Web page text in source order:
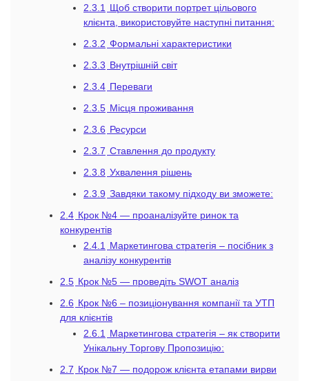
2.3.1
Щоб створити портрет цільового
клієнта, використовуйте наступні питання:
2.3.2 Формальні характеристики
2.3.3 Внутрішній світ
2.3.4 Переваги
2.3.5 Місця проживання
2.3.6 Ресурси
2.3.7 Ставлення до продукту
2.3.8 Ухвалення рішень
2.3.9 Завдяки такому підходу ви зможете:
2.4 Крок №4 — проаналізуйте ринок та
конкурентів
2.4.1
Маркетингова стратегія – посібник з
аналізу конкурентів
2.5 Крок №5 — проведіть SWOT аналіз
2.6 Крок №6 – позиціонування компанії та УТП
для клієнтів
2.6.1
Маркетингова стратегія – як створити
Унікальну Торгову Пропозицію:
2.7 Крок №7 — подорож клієнта етапами вирви